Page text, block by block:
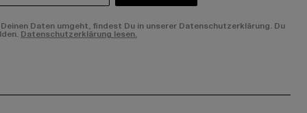
Daten umgeht, findest Du in unserer Datenschutzerklärung. Du
Datenschutzerklärung lesen.